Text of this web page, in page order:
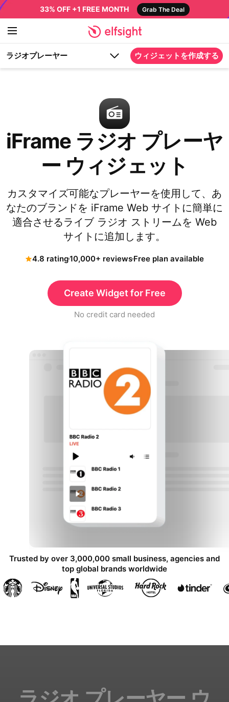
33% OFF +1 FREE MONTH Grab The Deal
ラジオプレーヤー ウィジェットを作成する
iFrame ラジオ プレーヤ
ー ウィジェット
カスタマイズ可能なプレーヤーを使用して、あ
なたのブランドを iFrame Web サイトに簡単に
適合させるライブ ラジオ ストリームを Web
サイトに追加します。
4.8 rating10,000+ reviewsFree plan available
Create Widget for Free
No credit card needed
Trusted by over 3,000,000 small business, agencies and
top global brands worldwide